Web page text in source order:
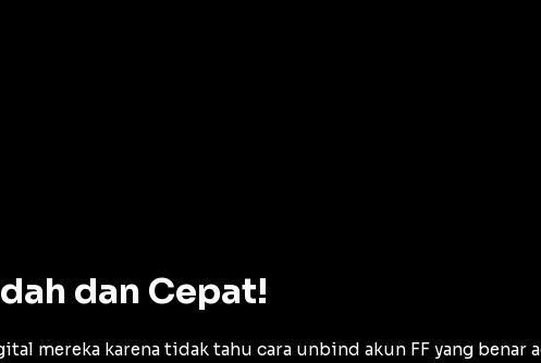
dan Cepat!
mereka karena tidak tahu cara unbind akun FF yang